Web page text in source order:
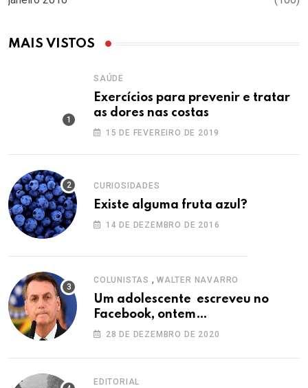
MAIS VISTOS
SAÚDE
Exercícios para prevenir e tratar
as dores nas costas
15 DE FEVEREIRO DE 2019
CURIOSIDADES
Existe alguma fruta azul?
14 DE DEZEMBRO DE 2016
COLUNISTAS , WALTER NAVARRO
Um adolescente escreveu no
Facebook, ontem…
28 DE DEZEMBRO DE 2020
EDITORIAL